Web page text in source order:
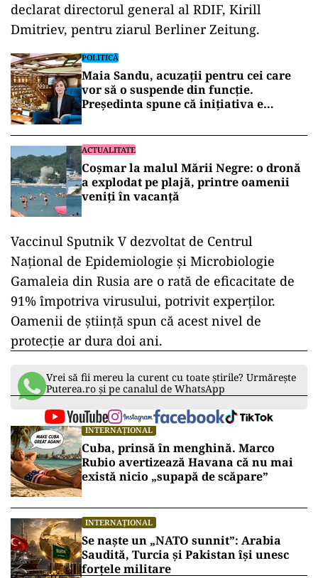
declarat directorul general al RDIF, Kirill
Dmitriev, pentru ziarul Berliner Zeitung.
POLITICĂ
Maia Sandu, acuzații pentru cei care
vor să o suspende din funcție.
Președinta spune că inițiativa e
ACTUALITATE
Coșmar la malul Mării Negre: o dronă
a explodat pe plajă, printre oamenii
veniți în vacanță
Vaccinul Sputnik V dezvoltat de Centrul
Naţional de Epidemiologie şi Microbiologie
Gamaleia din Rusia are o rată de eficacitate de
91% împotriva virusului, potrivit experţilor.
Oamenii de ştiinţă spun că acest nivel de
protecţie ar dura doi ani.
Vrei să fii mereu la curent cu toate știrile? Urmărește
Puterea.ro și pe canalul de WhatsApp
INTERNAȚIONAL
Cuba, prinsă în menghină. Marco
Rubio avertizează Havana că nu mai
există nicio „supapă de scăpare”
INTERNAȚIONAL
Se naște un „NATO sunnit”: Arabia
Saudită, Turcia și Pakistan își unesc
forțele militare